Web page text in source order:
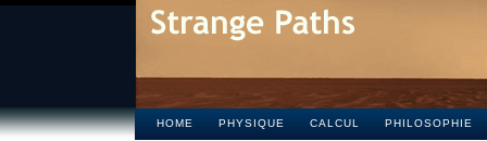
HOME PHYSIQUE CALCUL PHILOSOPHIE